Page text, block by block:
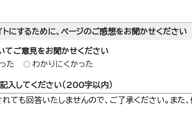
トにするために、ページのご感想をお聞かせください
てご意見をお聞かせください
た
わかりにくかった
入してください（200字以内）